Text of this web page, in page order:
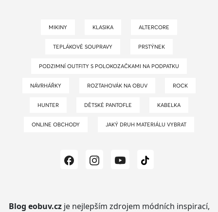
MIKINY KLASIKA ALTERCORE
TEPLÁKOVÉ SOUPRAVY PRSTÝNEK
PODZIMNÍ OUTFITY S POLOKOZAČKAMI NA PODPATKU
NÁVRHÁŘKY ROZTAHOVÁK NA OBUV ROCK
HUNTER DĚTSKÉ PANTOFLE KABELKA
ONLINE OBCHODY JAKÝ DRUH MATERIÁLU VYBRAT
Blog eobuv.czje nejlepším zdrojem módních inspirací,